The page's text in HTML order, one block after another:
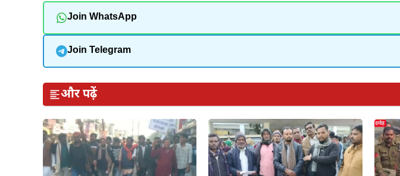
Join WhatsApp
Join Telegram
और पढ़ें